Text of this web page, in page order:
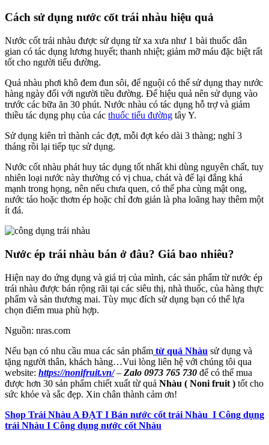
Cách sử dụng nước cốt trái nhàu hiệu quả
Nước cốt trái nhàu được sử dụng từ xa xưa như 1 bài thuốc dân
gian có tác dụng lương huyết; thanh nhiệt; giảm mỡ máu đặc biệt rất
tốt cho người tiểu đường.
Quả nhàu phơi khô đem đun sôi, để nguội có thể sử dụng thay nước
hàng ngày đối với người tiều đường. Để hiệu quả nên sử dụng vào
trước các bữa ăn 30 phút. Nước nhàu có tác dụng hỗ trợ và giảm
thiều tác dụng phụ của các thuốc tiểu đường tây Y.
Sử dụng kiên trì thành các đợt, mỗi đợt kéo dài 3 thàng; nghỉ 3
tháng rồi lại tiếp tục sử dụng.
Nước cốt nhàu phát huy tác dụng tốt nhất khi dùng nguyên chất, tuy
nhiên loại nước này thường có vị chua, chát và để lại đắng khá
mạnh trong họng, nên nếu chưa quen, có thể pha cùng mật ong,
nước táo hoặc thơm ép hoặc chỉ đơn giản là pha loãng hay thêm một
ít đá.
Nước ép trái nhàu bán ở đâu? Giá bao nhiêu?
Hiện nay do ứng dụng và giá trị của mình, các sản phẩm từ nước ép
trái nhàu được bán rộng rãi tại các siêu thị, nhà thuốc, của hàng thực
phẩm và sản thương mai. Tùy mục đích sử dụng bạn có thể lựa
chọn điểm mua phù hợp.
Nguồn: nras.com
Nếu bạn có nhu cầu mua các sản phẩm từ quả Nhàu sử dụng và
tặng người thân, khách hàng…Vui lòng liên hệ với chúng tôi qua
website: https://nonifruit.vn/– Zalo 0973 765 730 để có thể mua
được hơn 30 sản phẩm chiết xuất từ quả Nhàu ( Noni fruit ) tốt cho
sức khỏe và sắc đẹp. Xin chân thành cảm ơn!
Shop Trái Nhàu A ĐẠT I Bán nước cốt trái Nhàu I Công dụng
trái Nhàu I Công dụng nước cốt Nhàu